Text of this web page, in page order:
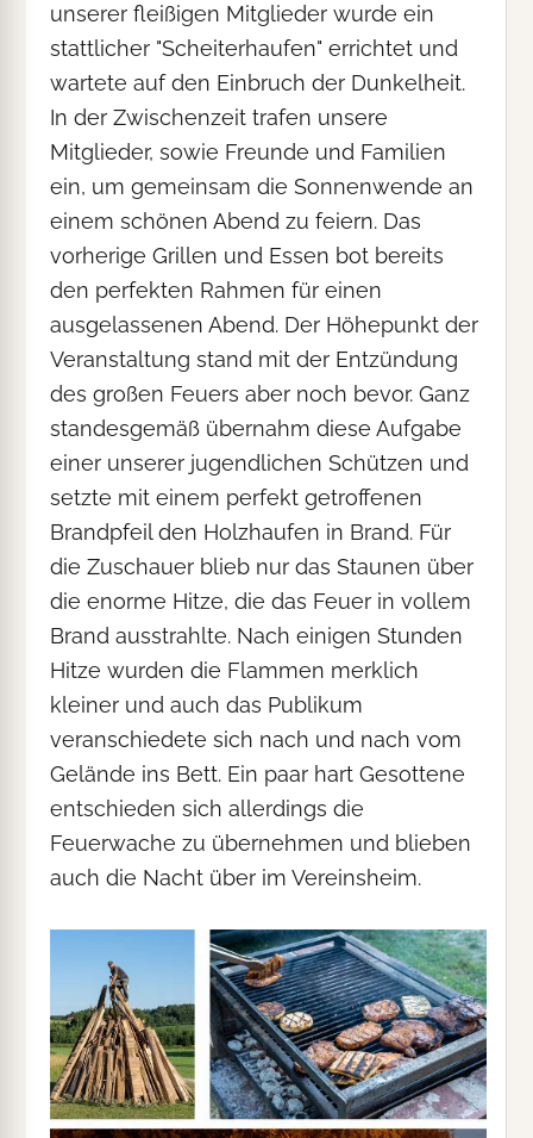
unserer fleißigen Mitglieder wurde ein
stattlicher "Scheiterhaufen" errichtet und
wartete auf den Einbruch der Dunkelheit.
In der Zwischenzeit trafen unsere
Mitglieder, sowie Freunde und Familien
ein, um gemeinsam die Sonnenwende an
einem schönen Abend zu feiern. Das
vorherige Grillen und Essen bot bereits
den perfekten Rahmen für einen
ausgelassenen Abend. Der Höhepunkt der
Veranstaltung stand mit der Entzündung
des großen Feuers aber noch bevor. Ganz
standesgemäß übernahm diese Aufgabe
einer unserer jugendlichen Schützen und
setzte mit einem perfekt getroffenen
Brandpfeil den Holzhaufen in Brand. Für
die Zuschauer blieb nur das Staunen über
die enorme Hitze, die das Feuer in vollem
Brand ausstrahlte. Nach einigen Stunden
Hitze wurden die Flammen merklich
kleiner und auch das Publikum
veranschiedete sich nach und nach vom
Gelände ins Bett. Ein paar hart Gesottene
entschieden sich allerdings die
Feuerwache zu übernehmen und blieben
auch die Nacht über im Vereinsheim.